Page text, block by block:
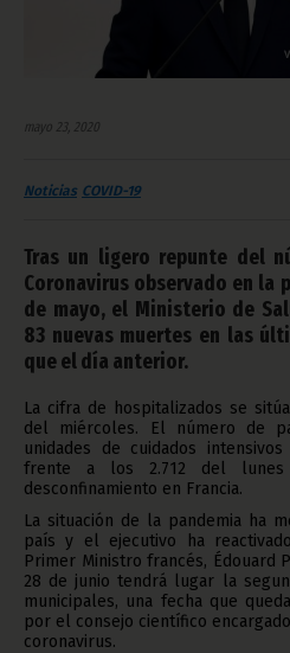
mayo 23, 2020
Noticias COVID-19
Tras un ligero repunte del
Coronavirus observado en la
de mayo, el Ministerio de
83 nuevas muertes en las
que el día anterior.
La cifra de hospitalizados se
del miércoles. El número de
unidades de cuidados
frente a los 2.712 del
desconfinamiento en Francia.
La situación de la pandemia ha
país y el ejecutivo ha
Primer Ministro francés, Édouard
28 de junio tendrá lugar la
municipales, una fecha que
por el consejo científico
coronavirus.